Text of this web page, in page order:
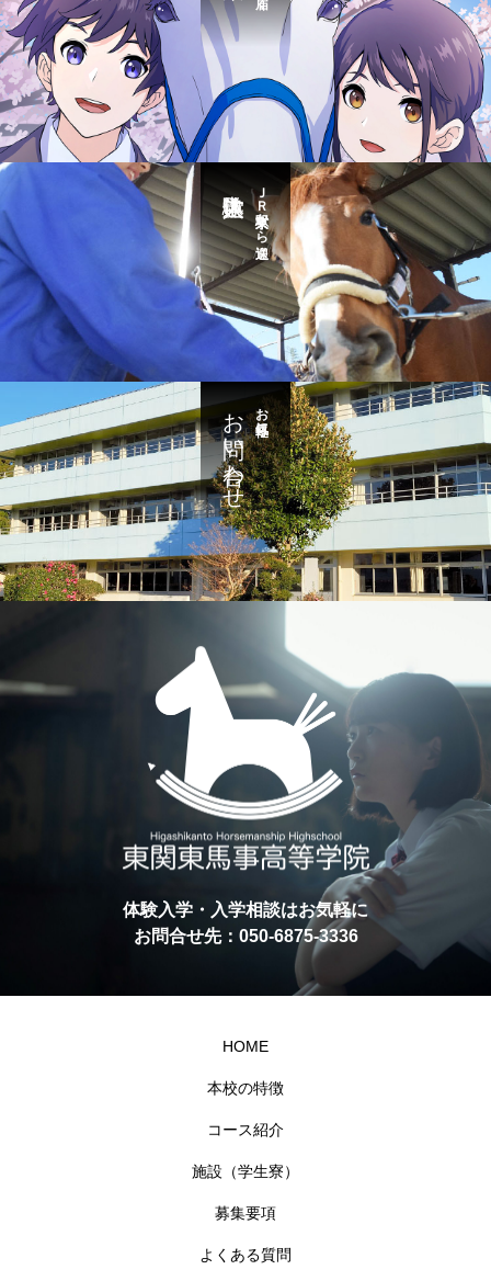
ＪＲ東京駅から送迎
お気軽に・・・
お問い合わせ
体験入学・入学相談はお気軽に
お問合せ先：050-6875-3336
HOME
本校の特徴
コース紹介
施設（学生寮）
募集要項
よくある質問